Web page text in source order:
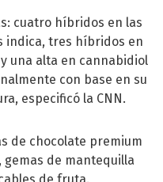
cuatro híbridos en las
indica, tres híbridos en
una alta en cannabidiol
con base en su
especificó la CNN.
de chocolate premium
gemas de mantequilla